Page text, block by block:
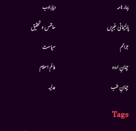
بہار نامہ
پارلیمانی خبریں
جرائم
جہانِ اردو
جہانِ طب
دیارِادب
سائنس و تحقیق
سیاست
عالم اسلام
عدلیہ
Tags